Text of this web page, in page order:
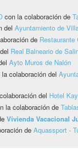
con la colaboración de
del Ayuntamiento de
de
Real Balneario de
Ayto Muros de Nalón
colaboración del
del Hotel
la colaboración de
Vivienda Vacacional
de Aquassport -